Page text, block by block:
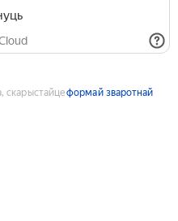
скарыстайцеформай зваротнай